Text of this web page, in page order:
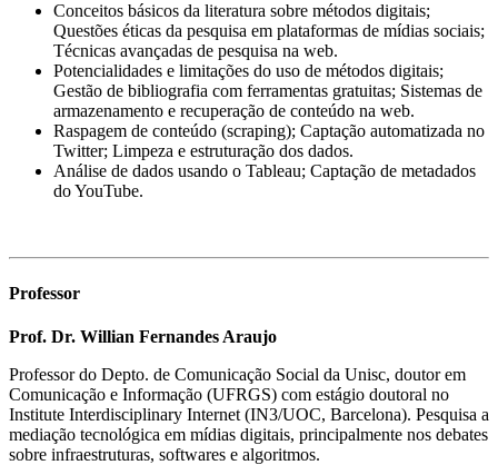
Conceitos básicos da literatura sobre métodos digitais;
Questões éticas da pesquisa em plataformas de mídias sociais;
Técnicas avançadas de pesquisa na web.
Potencialidades e limitações do uso de métodos digitais;
Gestão de bibliografia com ferramentas gratuitas; Sistemas de
armazenamento e recuperação de conteúdo na web.
Raspagem de conteúdo (scraping); Captação automatizada no
Twitter; Limpeza e estruturação dos dados.
Análise de dados usando o Tableau; Captação de metadados
do YouTube.
Professor
Prof. Dr. Willian Fernandes Araujo
Professor do Depto. de Comunicação Social da Unisc, doutor em
Comunicação e Informação (UFRGS) com estágio doutoral no
Institute Interdisciplinary Internet (IN3/UOC, Barcelona). Pesquisa a
mediação tecnológica em mídias digitais, principalmente nos debates
sobre infraestruturas, softwares e algoritmos.